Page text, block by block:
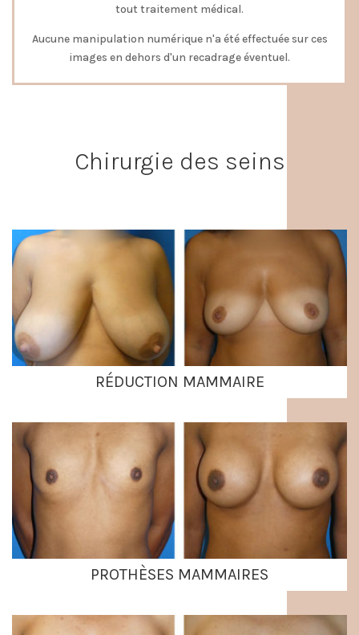
tout traitement médical.
Aucune manipulation numérique n'a été effectuée sur ces
images en dehors d'un recadrage éventuel.
Chirurgie des seins
RÉDUCTION MAMMAIRE
PROTHÈSES MAMMAIRES